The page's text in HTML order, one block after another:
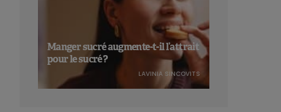
Manger sucré augmente-t-il l’attrait
pour le sucré ?
LAVINIA SINCOVITS